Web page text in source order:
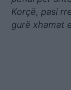
Korçë, pasi
gurë xhamat